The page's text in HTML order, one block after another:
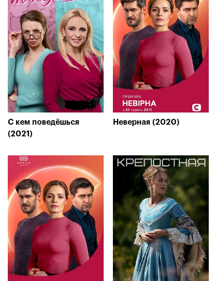
С кем поведёшься
(2021)
Неверная (2020)